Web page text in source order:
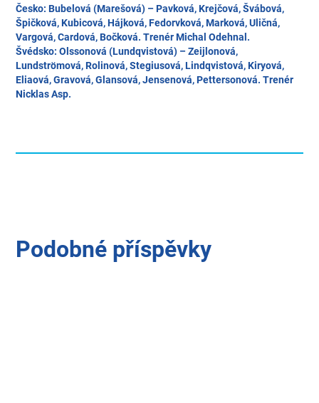
Česko: Bubelová (Marešová) – Pavková, Krejčová, Švábová,
Špičková, Kubicová, Hájková, Fedorvková, Marková, Uličná,
Vargová, Cardová, Bočková. Trenér Michal Odehnal.
Švédsko: Olssonová (Lundqvistová) – Zeijlonová,
Lundströmová, Rolinová, Stegiusová, Lindqvistová, Kiryová,
Eliaová, Gravová, Glansová, Jensenová, Pettersonová. Trenér
Nicklas Asp.
Podobné příspěvky